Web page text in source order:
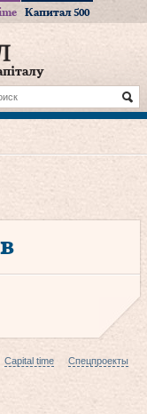
Капитал 500
Capital time
Спецпроекты